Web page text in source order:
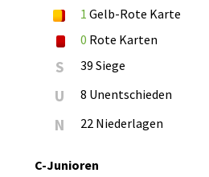
1 Gelb-Rote Karte
0 Rote Karten
S 39 Siege
U 8 Unentschieden
N 22 Niederlagen
C-Junioren